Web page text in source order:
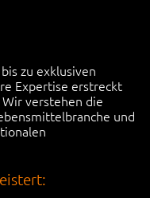
zu exklusiven
Expertise erstreckt
verstehen die
und